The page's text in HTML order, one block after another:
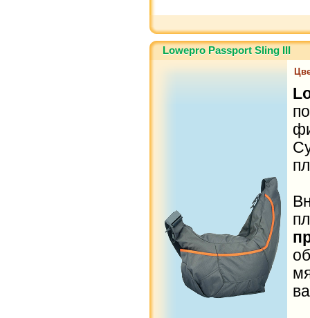
Lowepro Passport Sling III